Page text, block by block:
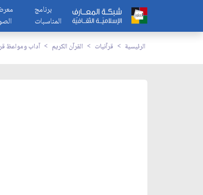
برنامج
المناسبات
الرئيسية قرآنيات القرآن الكريم آداب ومواعظ